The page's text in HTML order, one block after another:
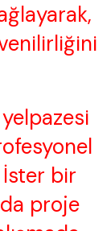
bir
proje